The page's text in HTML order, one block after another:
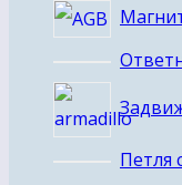
Петля